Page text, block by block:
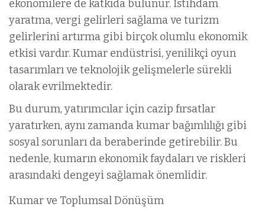
ekonomilere de katkıda bulunur. İstihdam
yaratma, vergi gelirleri sağlama ve turizm
gelirlerini artırma gibi birçok olumlu ekonomik
etkisi vardır. Kumar endüstrisi, yenilikçi oyun
tasarımları ve teknolojik gelişmelerle sürekli
olarak evrilmektedir.
Bu durum, yatırımcılar için cazip fırsatlar
yaratırken, aynı zamanda kumar bağımlılığı gibi
sosyal sorunları da beraberinde getirebilir. Bu
nedenle, kumarın ekonomik faydaları ve riskleri
arasındaki dengeyi sağlamak önemlidir.
Kumar ve Toplumsal Dönüşüm